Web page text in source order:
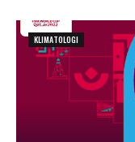
KLIMATOLOGI